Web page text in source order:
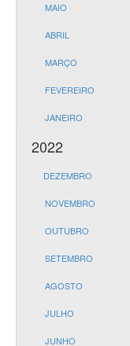
MAIO
ABRIL
MARÇO
FEVEREIRO
JANEIRO
2022
DEZEMBRO
NOVEMBRO
OUTUBRO
SETEMBRO
AGOSTO
JULHO
JUNHO